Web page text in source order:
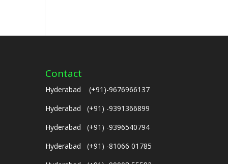
Contact
Hyderabad (+91)-9676966137
Hyderabad (+91) -9391366899
Hyderabad (+91) -9396540794
Hyderabad (+91) -81066 01785